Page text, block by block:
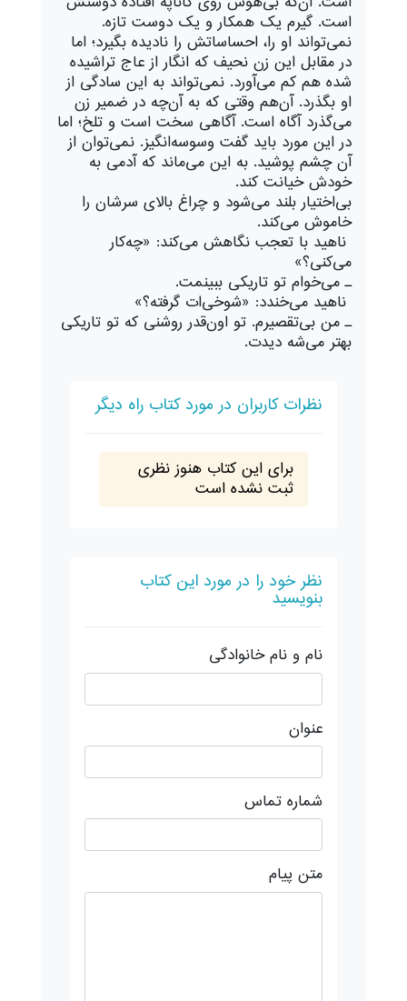
است. گیرم یک همکار و یک دوست تازه.
نمى‌تواند او را، احساساتش را نادیده بگیرد؛ اما
در مقابل این زن نحیف که انگار از عاج تراشیده
شده هم کم مى‌آورد. نمى‌تواند به این سادگى از
او بگذرد. آن‌هم وقتى که به آن‌چه در ضمیر زن
مى‌گذرد آگاه است. آگاهى سخت است و تلخ؛ اما
در این مورد باید گفت وسوسه‌انگیز. نمى‌توان از
آن چشم پوشید. به این مى‌ماند که آدمى به
خودش خیانت کند.
بى‌اختیار بلند مى‌شود و چراغ بالای سرشان را
خاموش مى‌کند.
ناهید با تعجب نگاهش مى‌کند: «چه‌کار
مى‌کنى؟»
ـ مى‌خوام تو تاریکى ببینمت.
ناهید مى‌خندد: «شوخى‌ات گرفته؟»
ـ من بى‌تقصیرم. تو اون‌قدر روشنى که تو تاریکى
بهتر مى‌شه دیدت.
نظرات کاربران در مورد کتاب راه دیگر
برای این کتاب هنوز نظری
ثبت نشده است
نظر خود را در مورد این کتاب
بنویسید
نام و نام خانوادگی
عنوان
شماره تماس
متن پیام